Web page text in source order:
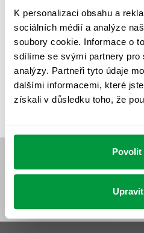
K personalizaci obsahu a
sociálních médií a analýze
soubory cookie. Informace o
sdílíme se svými partnery pro
analýzy. Partneři tyto údaje
dalšími informacemi, které
získali v důsledku toho, že
Povolit
Upravit
UMĚLÉ OSVĚTLENÍ VEŘEJNÉ
VÝPOČET OSVĚTLENÍ VÝPOČET
VÝPOČTY A NÁVRHY ZASTÍNĚNÍ
ZKOUŠKY NOUZOVÉHO OSVĚTLENÍ